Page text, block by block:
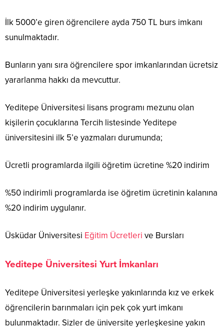
İlk 5000’e giren öğrencilere ayda 750 TL burs imkanı
sunulmaktadır.
Bunların yanı sıra öğrencilere spor imkanlarından ücretsiz
yararlanma hakkı da mevcuttur.
Yeditepe Üniversitesi lisans programı mezunu olan
kişilerin çocuklarına Tercih listesinde Yeditepe
üniversitesini ilk 5’e yazmaları durumunda;
Ücretli programlarda ilgili öğretim ücretine %20 indirim
%50 indirimli programlarda ise öğretim ücretinin kalanına
%20 indirim uygulanır.
Üsküdar Üniversitesi Eğitim Ücretleri ve Bursları
Yeditepe Üniversitesi Yurt İmkanları
Yeditepe Üniversitesi yerleşke yakınlarında kız ve erkek
öğrencilerin barınmaları için pek çok yurt imkanı
bulunmaktadır. Sizler de üniversite yerleşkesine yakın